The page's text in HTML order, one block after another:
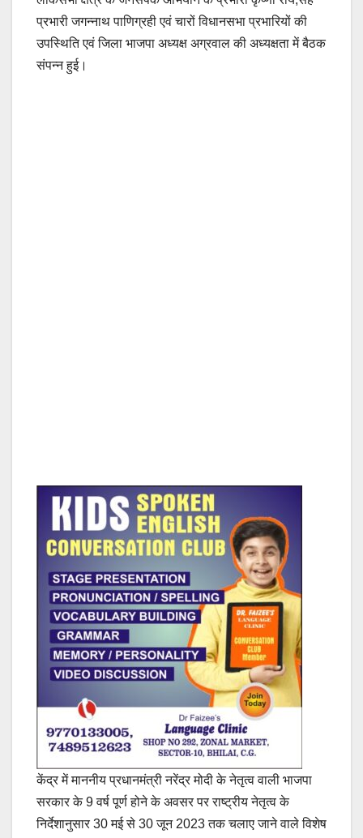
प्रभारी जगन्नाथ पाणिग्रही एवं चारों विधानसभा प्रभारियों की
उपस्थिति एवं जिला भाजपा अध्यक्ष अग्रवाल की अध्यक्षता में बैठक
संपन्न हुई।
केंद्र में माननीय प्रधानमंत्री नरेंद्र मोदी के नेतृत्व वाली भाजपा
सरकार के 9 वर्ष पूर्ण होने के अवसर पर राष्ट्रीय नेतृत्व के
निर्देशानुसार 30 मई से 30 जून 2023 तक चलाए जाने वाले विशेष